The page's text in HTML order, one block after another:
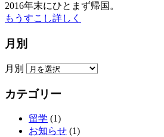
2016年末にひとまず帰国。
もうすこし詳しく
月別
月別
カテゴリー
留学 (1)
お知らせ (1)